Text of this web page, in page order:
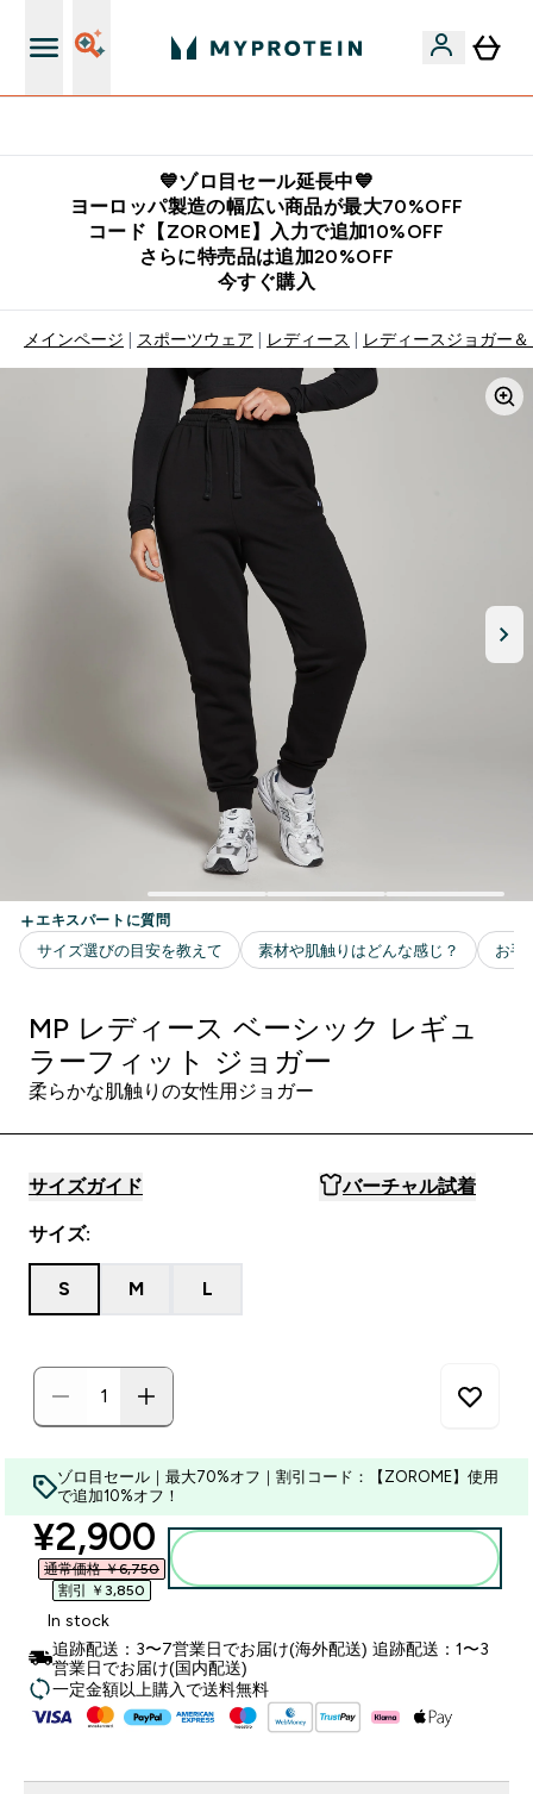
💙ゾロ目セール延長中💙
ヨーロッパ製造の幅広い商品が最大70%OFF
コード【ZOROME】入力で追加10%OFF
さらに特売品は追加20%OFF
今すぐ購入
メインページ スポーツウェア レディース レディースジョガー
MP レディース ベーシック レギュ
ラーフィット ジョガー
柔らかな肌触りの女性用ジョガー
サイズガイド バーチャル試着
サイズ:
S M L
ゾロ目セール｜最大70%オフ｜割引コード：【ZOROME】使用
で追加10%オフ！
discounted price
¥2,900‎
通常価格 ￥6,750‎
割引 ￥3,850‎
In stock
追跡配送：3〜7営業日でお届け(海外配送) 追跡配送：1〜3
営業日でお届け(国内配送)
一定金額以上購入で送料無料